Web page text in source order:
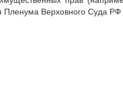
Пленума Верховного Суда